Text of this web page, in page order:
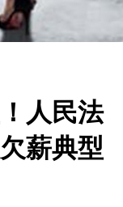
人民法
薪典型